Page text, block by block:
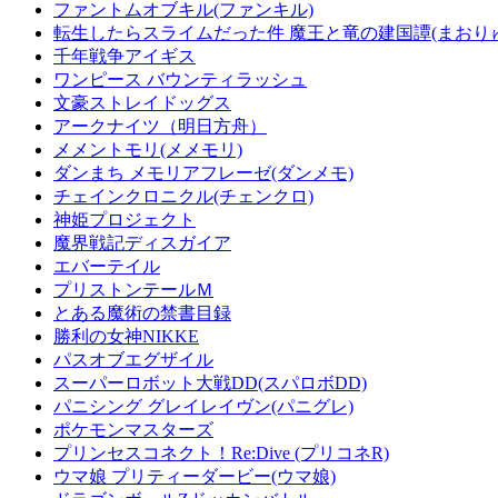
ファントムオブキル(ファンキル)
転生したらスライムだった件 魔王と竜の建国譚(まおり
千年戦争アイギス
ワンピース バウンティラッシュ
文豪ストレイドッグス
アークナイツ（明日方舟）
メメントモリ(メメモリ)
ダンまち メモリアフレーゼ(ダンメモ)
チェインクロニクル(チェンクロ)
神姫プロジェクト
魔界戦記ディスガイア
エバーテイル
プリストンテールＭ
とある魔術の禁書目録
勝利の女神NIKKE
パスオブエグザイル
スーパーロボット大戦DD(スパロボDD)
パニシング グレイレイヴン(パニグレ)
ポケモンマスターズ
プリンセスコネクト！Re:Dive (プリコネR)
ウマ娘 プリティーダービー(ウマ娘)